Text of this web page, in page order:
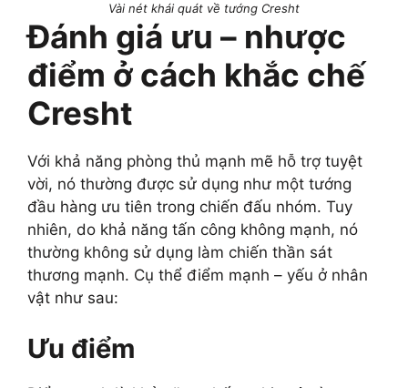
Vài nét khái quát về tướng Cresht
Đánh giá ưu – nhược
điểm ở cách khắc chế
Cresht
Với khả năng phòng thủ mạnh mẽ hỗ trợ tuyệt
vời, nó thường được sử dụng như một tướng
đầu hàng ưu tiên trong chiến đấu nhóm. Tuy
nhiên, do khả năng tấn công không mạnh, nó
thường không sử dụng làm chiến thần sát
thương mạnh. Cụ thể điểm mạnh – yếu ở nhân
vật như sau:
Ưu điểm